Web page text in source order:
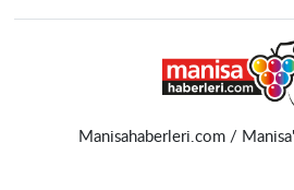
Manisahaberleri.com /